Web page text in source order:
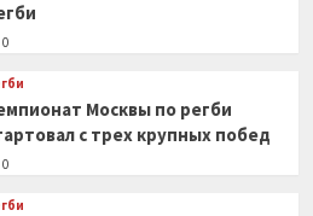
0
Москвы по регби
с трех крупных побед
0